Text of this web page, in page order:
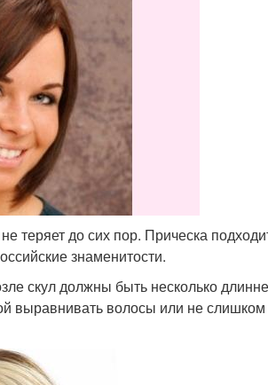
теряет до сих пор. Прическа
знаменитости.
скул должны быть несколько
выравнивать волосы или не слишком